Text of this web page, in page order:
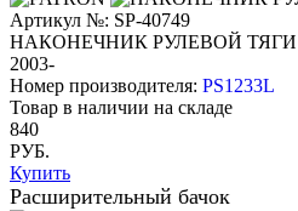
Артикул №: SP-40749
НАКОНЕЧНИК РУЛЕВОЙ
2003-
Номер производителя: PS1233L
Товар в наличии на складе
840
РУБ.
Купить
Расширительный бачок